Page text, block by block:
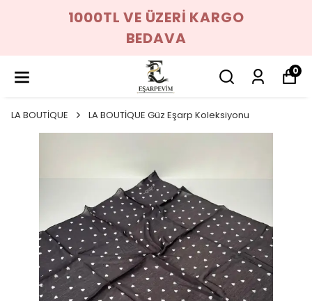
1000TL VE ÜZERİ KARGO
BEDAVA
0
LA BOUTİQUE LA BOUTİQUE Güz Eşarp Koleksiyonu